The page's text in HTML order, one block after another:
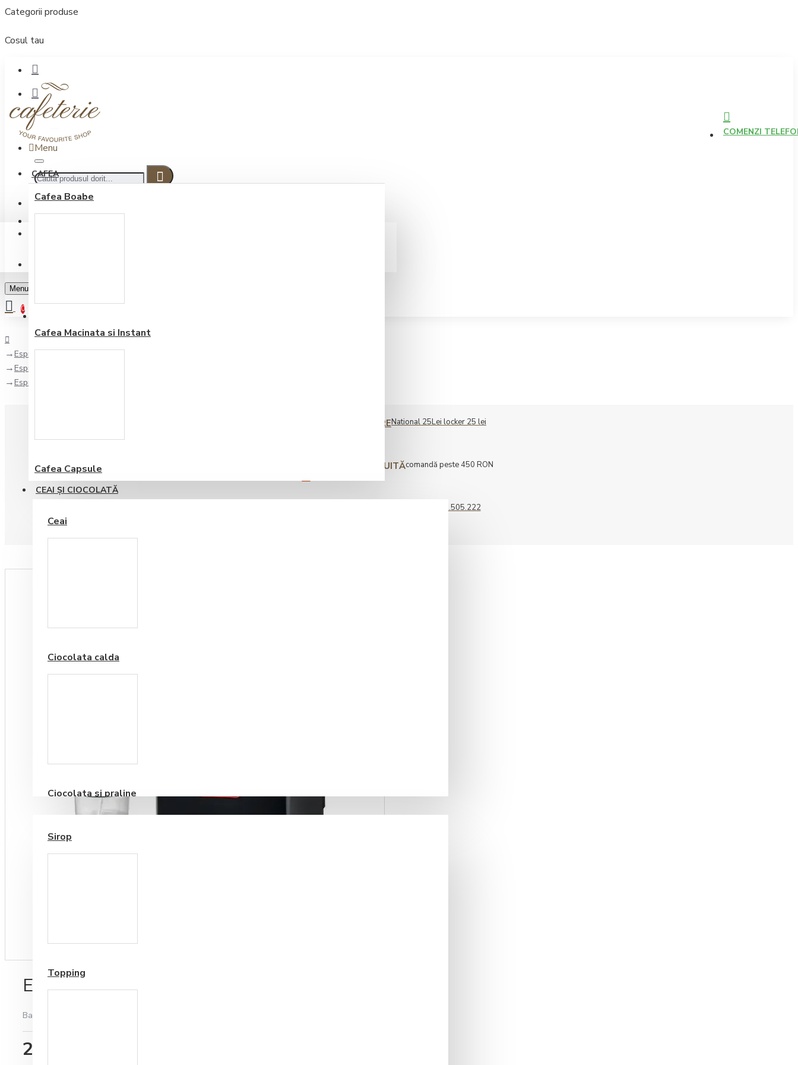
Categorii produse
Cosul tau
COMENZI
Contul meu
Menu
CAFEA
Cafea Boabe
Cafea Macinata si Instant
Cafea Capsule
CEAI ŞI CIOCOLATĂ
Ceai
Ciocolata calda
Ciocolata si praline
SIROP / TOPPING
Sirop
Topping
CONECTARE
Menu
0
Espressoare Automate
Espressoare cu Rasnita
Espressor Automat Gaggia Magenta Milk
COST LIVRARENational 25Lei locker 25 lei
LIVRARE GRATUITĂcomandă peste 450 RON
0722.505.222
Espressor Automat Gaggia Magenta Milk
Bazată pe 0 note.
2.339,00RON